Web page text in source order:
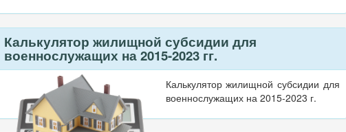
Калькулятор жилищной субсидии для
военнослужащих на 2015-2023 гг.
Калькулятор жилищной субсидии для
военнослужащих на 2015-2023 г.